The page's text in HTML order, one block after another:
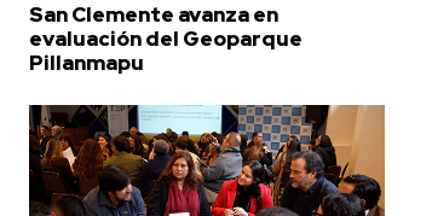
San Clemente avanza en
evaluación del Geoparque
Pillanmapu